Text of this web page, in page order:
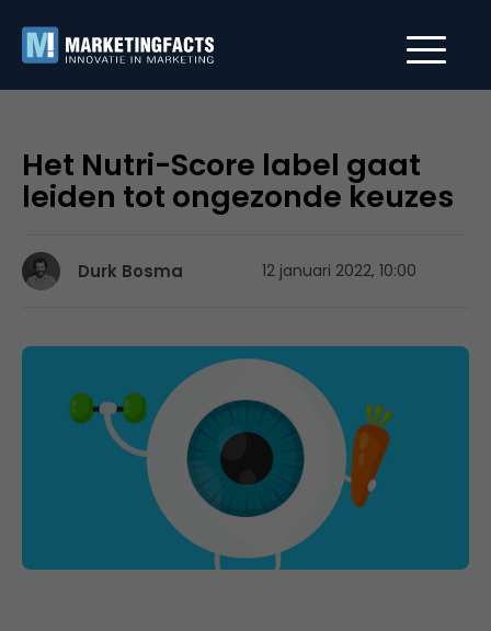
Het Nutri-Score label gaat
leiden tot ongezonde keuzes
Durk Bosma 12 januari 2022, 10:00